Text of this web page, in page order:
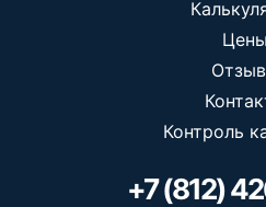
Цены
Контроль
+7 (812)